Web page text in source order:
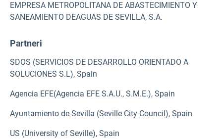
EMPRESA METROPOLITANA DE ABASTECIMIENTO Y
SANEAMIENTO DEAGUAS DE SEVILLA, S.A.
Partneri
SDOS (SERVICIOS DE DESARROLLO ORIENTADO A
SOLUCIONES S.L), Spain
Agencia EFE(Agencia EFE S.A.U., S.M.E.), Spain
Ayuntamiento de Sevilla (Seville City Council), Spain
US (University of Seville), Spain